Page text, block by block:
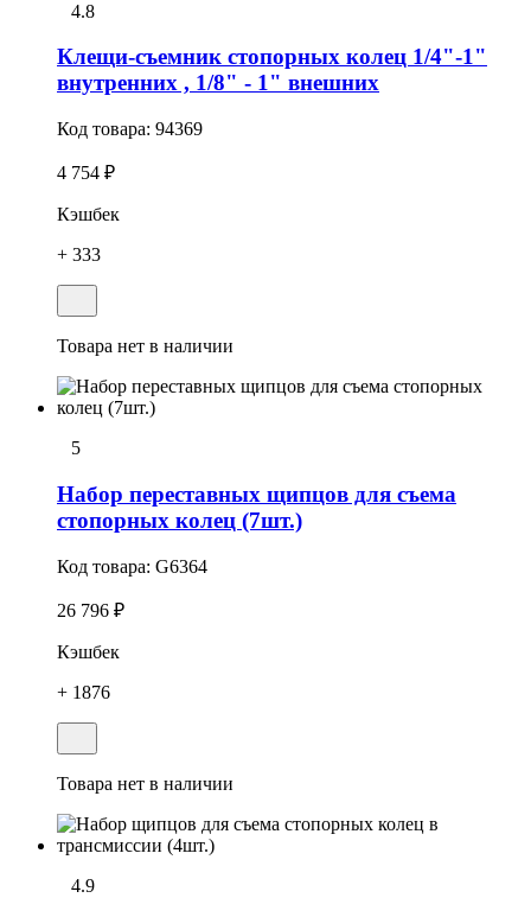
4.8
Клещи-съемник стопорных колец 1/4"-1"
внутренних , 1/8" - 1" внешних
Код товара: 94369
4 754 ₽
Кэшбек
+ 333
Товара нет в наличии
5
Набоp переставных щипцов для съема
стопоpных колец (7шт.)
Код товара: G6364
26 796 ₽
Кэшбек
+ 1876
Товара нет в наличии
4.9